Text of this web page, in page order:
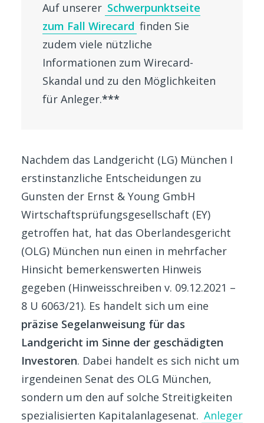
Auf unserer Schwerpunktseite
zum Fall Wirecard finden Sie
zudem viele nützliche
Informationen zum Wirecard-
Skandal und zu den Möglichkeiten
für Anleger.***
Nachdem das Landgericht (LG) München I
erstinstanzliche Entscheidungen zu
Gunsten der Ernst & Young GmbH
Wirtschaftsprüfungsgesellschaft (EY)
getroffen hat, hat das Oberlandesgericht
(OLG) München nun einen in mehrfacher
Hinsicht bemerkenswerten Hinweis
gegeben (Hinweisschreiben v. 09.12.2021 –
8 U 6063/21). Es handelt sich um eine
präzise Segelanweisung für das
Landgericht im Sinne der geschädigten
Investoren. Dabei handelt es sich nicht um
irgendeinen Senat des OLG München,
sondern um den auf solche Streitigkeiten
spezialisierten Kapitalanlagesenat. Anleger